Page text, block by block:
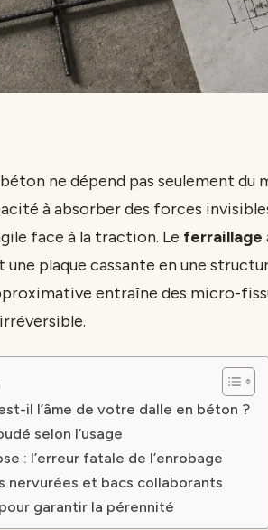
béton ne dépend pas seulement du
à absorber des forces
face à la traction. Le ferraillage
plaque cassante en une
entraîne des micro-
il l’âme de votre dalle en béton ?
selon l’usage
: l’erreur fatale de l’enrobage
nervurées et bacs collaborants
garantir la pérennité